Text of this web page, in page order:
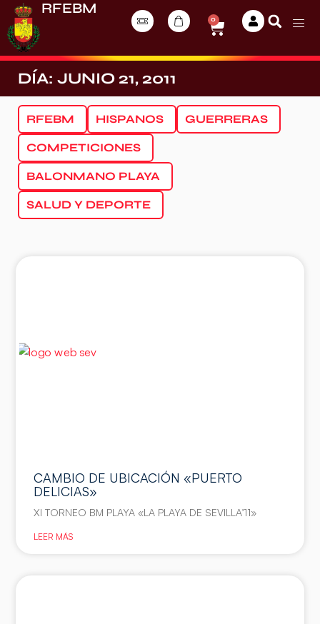
RFEBM
0
DÍA: JUNIO 21, 2011
RFEBM HISPANOS GUERRERAS
COMPETICIONES
BALONMANO PLAYA
SALUD Y DEPORTE
CAMBIO DE UBICACIÓN «PUERTO
DELICIAS»
XI TORNEO BM PLAYA «LA PLAYA DE SEVILLA’11»
LEER MÁS